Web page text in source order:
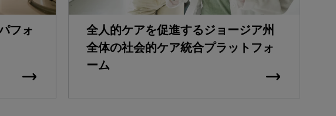
フォ
全人的ケアを促進するジョージア州
全体の社会的ケア統合プラットフォ
ーム